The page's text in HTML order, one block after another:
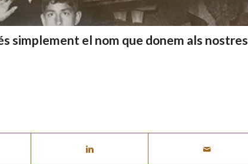
simplement el nom que donem als nostres